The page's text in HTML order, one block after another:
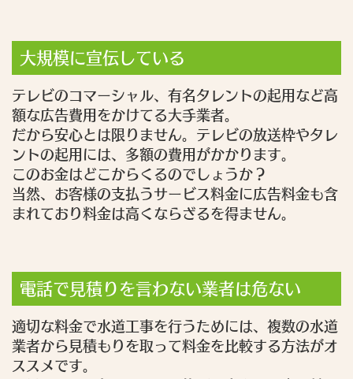
大規模に宣伝している
テレビのコマーシャル、有名タレントの起用など高
額な広告費用をかけてる大手業者。
だから安心とは限りません。テレビの放送枠やタレ
ントの起用には、多額の費用がかかります。
このお金はどこからくるのでしょうか？
当然、お客様の支払うサービス料金に広告料金も含
まれており料金は高くならざるを得ません。
電話で見積りを言わない業者は危ない
適切な料金で水道工事を行うためには、複数の水道
業者から見積もりを取って料金を比較する方法がオ
ススメです。